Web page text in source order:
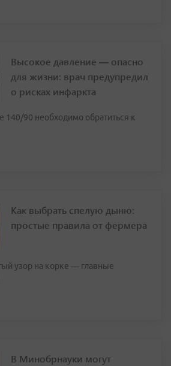
Высокое давление — опасно
для жизни: врач предупредил
о рисках инфаркта
90 необходимо обратиться к
Как выбрать спелую дыню:
простые правила от фермера
узор на корке — главные
В Минобрнауки могут